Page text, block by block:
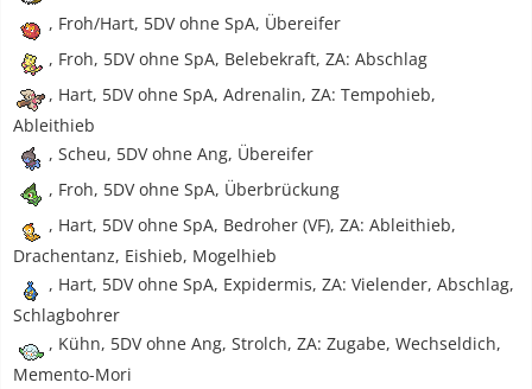
, Froh/Hart, 5DV ohne SpA, Übereifer
, Froh, 5DV ohne SpA, Belebekraft, ZA: Abschlag
, Hart, 5DV ohne SpA, Adrenalin, ZA: Tempohieb,
Ableithieb
, Scheu, 5DV ohne Ang, Übereifer
, Froh, 5DV ohne SpA, Überbrückung
, Hart, 5DV ohne SpA, Bedroher (VF), ZA: Ableithieb,
Drachentanz, Eishieb, Mogelhieb
, Hart, 5DV ohne SpA, Expidermis, ZA: Vielender, Abschlag,
Schlagbohrer
, Kühn, 5DV ohne Ang, Strolch, ZA: Zugabe, Wechseldich,
Memento-Mori